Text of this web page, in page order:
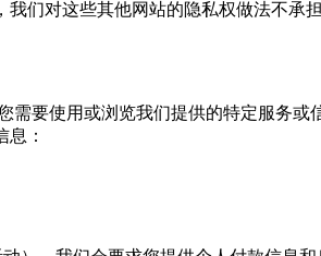
对这些其他网站的隐私权做法不承
要使用或浏览我们提供的特定服务或
：